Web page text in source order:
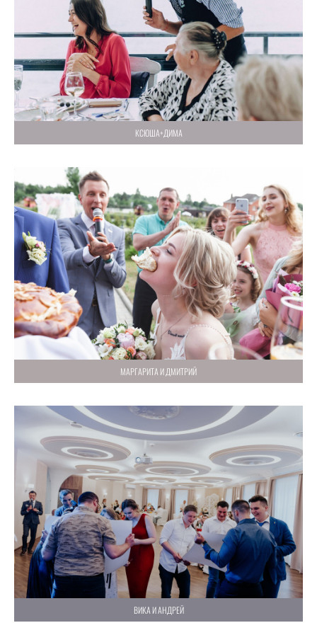
КСЮША+ДИМА
МАРГАРИТА И ДМИТРИЙ
ВИКА И АНДРЕЙ